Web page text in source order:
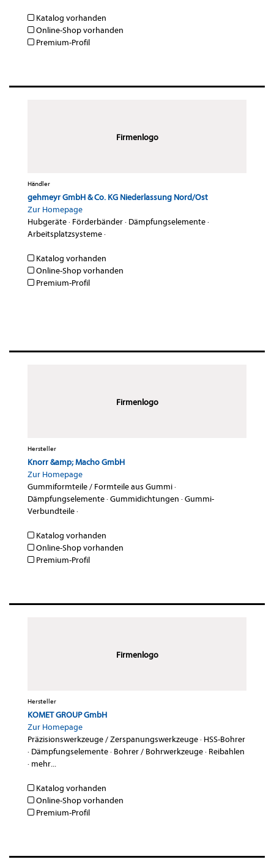
Katalog vorhanden
Online-Shop vorhanden
Premium-Profil
Firmenlogo
Händler
gehmeyr GmbH & Co. KG Niederlassung Nord/Ost
Zur Homepage
Hubgeräte· Förderbänder· Dämpfungselemente·
Arbeitsplatzsysteme·
Katalog vorhanden
Online-Shop vorhanden
Premium-Profil
Firmenlogo
Hersteller
Knorr &amp; Macho GmbH
Zur Homepage
Gummiformteile / Formteile aus Gummi·
Dämpfungselemente·Gummidichtungen ·Gummi-
Verbundteile·
Katalog vorhanden
Online-Shop vorhanden
Premium-Profil
Firmenlogo
Hersteller
KOMET GROUP GmbH
Zur Homepage
Präzisionswerkzeuge / Zerspanungswerkzeuge· HSS-Bohrer
· Dämpfungselemente· Bohrer / Bohrwerkzeuge· Reibahlen
· mehr...
Katalog vorhanden
Online-Shop vorhanden
Premium-Profil